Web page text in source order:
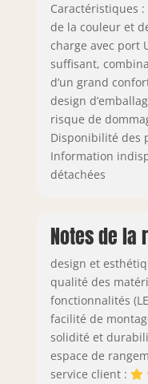
Caractéristiques :
de la couleur et
charge avec port
suffisant,
d’un grand
design
risque de
Disponibilité des
Information
détachées
Notes de la
design et
qualité des
fonctionnalités
facilité de
solidité et
espace de
service client :